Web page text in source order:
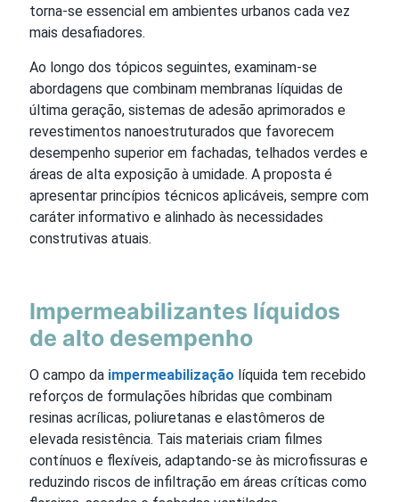
torna-se essencial em ambientes urbanos cada vez
mais desafiadores.
Ao longo dos tópicos seguintes, examinam-se
abordagens que combinam membranas líquidas de
última geração, sistemas de adesão aprimorados e
revestimentos nanoestruturados que favorecem
desempenho superior em fachadas, telhados verdes e
áreas de alta exposição à umidade. A proposta é
apresentar princípios técnicos aplicáveis, sempre com
caráter informativo e alinhado às necessidades
construtivas atuais.
Impermeabilizantes líquidos
de alto desempenho
O campo da impermeabilização líquida tem recebido
reforços de formulações híbridas que combinam
resinas acrílicas, poliuretanas e elastômeros de
elevada resistência. Tais materiais criam filmes
contínuos e flexíveis, adaptando-se às microfissuras e
reduzindo riscos de infiltração em áreas críticas como